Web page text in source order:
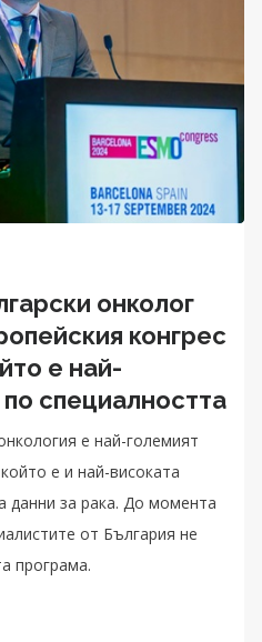
онколог
конгрес
е най-
специалността
е най-големият
е и най-високата
данни за рака. До момента
от България не
програма.